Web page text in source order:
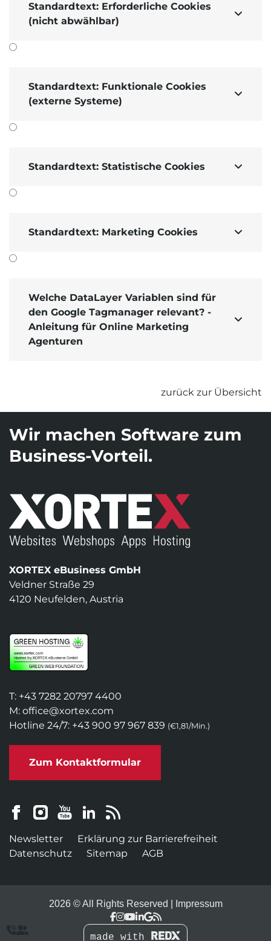
Standardtext: Erforderliche Cookies
(nicht abwählbar)

Standardtext: Funktionale Cookies
(externe Systeme)

Standardtext: Statistische Cookies 
Standardtext: Marketing Cookies 
Welche DataLayer Variablen sind für
den Google Tagmanager relevant? -
Anleitung für Online Marketing
Agenturen

zurück zur Übersicht
Wir machen Software zum
Business-Vorteil.
XORTEX eBusiness GmbH
Veldner Straße 29
4120 Neufelden, Austria
T: +43 7282 20797 4400
M: office@xortex.com
Hotline 24/7: +43 900 97 967 839 (€1,81/Min.)
Zum Kontaktformular
Newsletter
Erklärung zur Barrierefreiheit
Datenschutz
Sitemap AGB
2026 © All Rights Reserved Impressum
made with